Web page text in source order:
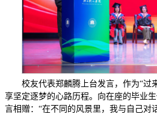
校友代表郑麟腾上台发言，作为“过
享坚定逐梦的心路历程。向在座的毕业
言相赠：“在不同的风景里，我与自己对